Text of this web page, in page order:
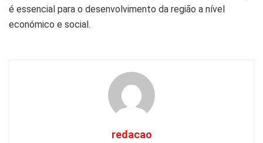
é essencial para o desenvolvimento da região a nível
económico e social.
redacao